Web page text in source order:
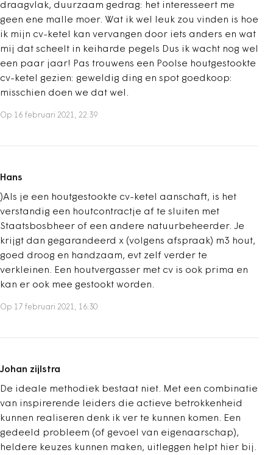
draagvlak, duurzaam gedrag: het interesseert me
geen ene malle moer. Wat ik wel leuk zou vinden is hoe
ik mijn cv-ketel kan vervangen door iets anders en wat
mij dat scheelt in keiharde pegels Dus ik wacht nog wel
een paar jaar! Pas trouwens een Poolse houtgestookte
cv-ketel gezien: geweldig ding en spot goedkoop:
misschien doen we dat wel.
Op 16 februari 2021, 22:39
Hans
)Als je een houtgestookte cv-ketel aanschaft, is het
verstandig een houtcontractje af te sluiten met
Staatsbosbheer of een andere natuurbeheerder. Je
krijgt dan gegarandeerd x (volgens afspraak) m3 hout,
goed droog en handzaam, evt zelf verder te
verkleinen. Een houtvergasser met cv is ook prima en
kan er ook mee gestookt worden.
Op 17 februari 2021, 16:30
Johan zijlstra
De ideale methodiek bestaat niet. Met een combinatie
van inspirerende leiders die actieve betrokkenheid
kunnen realiseren denk ik ver te kunnen komen. Een
gedeeld probleem (of gevoel van eigenaarschap),
heldere keuzes kunnen maken, uitleggen helpt hier bij.